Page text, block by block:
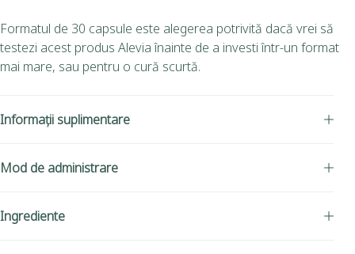
Formatul de 30 capsule este alegerea potrivită dacă vrei să
testezi acest produs Alevia înainte de a investi într-un format
mai mare, sau pentru o cură scurtă.
Informații suplimentare
Mod de administrare
Ingrediente